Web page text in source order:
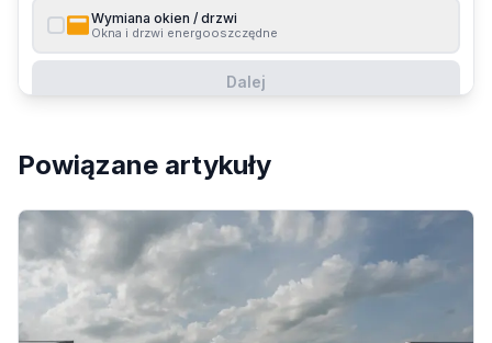
Wymiana okien / drzwi
Okna i drzwi energooszczędne
Dalej
Powiązane artykuły